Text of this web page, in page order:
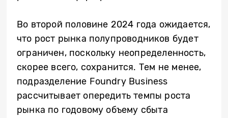
Во второй половине 2024 года ожидается,
что рост рынка полупроводников будет
ограничен, поскольку неопределенность,
скорее всего, сохранится. Тем не менее,
подразделение Foundry Business
рассчитывает опередить темпы роста
рынка по годовому объему сбыта